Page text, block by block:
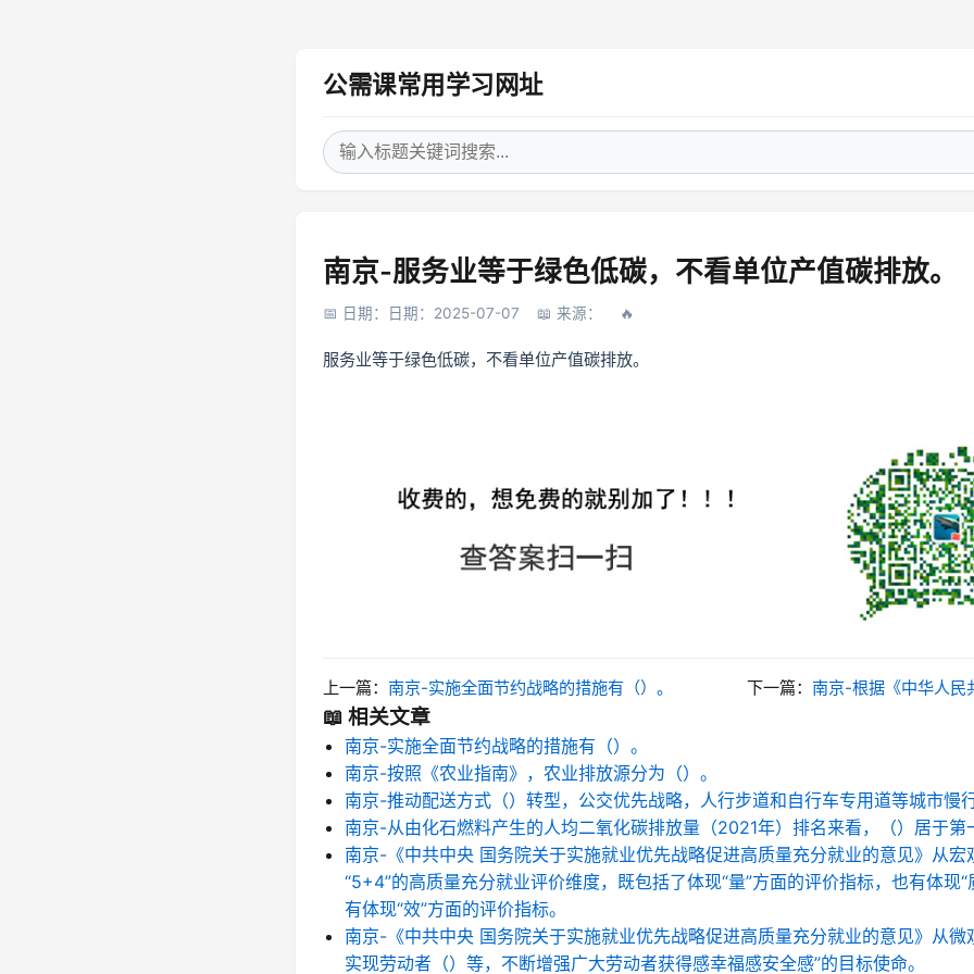
公需课常用学习网址
南京-服务业等于绿色低碳，不看单位产值碳排放。
日期：日期：2025-07-07 来源：
服务业等于绿色低碳，不看单位产值碳排放。
上一篇： 南京-实施全面节约战略的措施有（）。 下一篇： 南京-根据《中华人民共和国环境保护法》的规定，对于违法行为情节严重但未构
📖 相关文章
南京-实施全面节约战略的措施有（）。
南京-按照《农业指南》，农业排放源分为（）。
南京-推动配送方式（）转型，公交优先战略，人行步道和自行车专用道等城市慢
南京-从由化石燃料产生的人均二氧化碳排放量（2021年）排名来看，（）居于第
南京-《中共中央 国务院关于实施就业优先战略促进高质量充分就业的意见》从宏
“5+4”的高质量充分就业评价维度，既包括了体现“量”方面的评价指标，也有体现
有体现“效”方面的评价指标。
南京-《中共中央 国务院关于实施就业优先战略促进高质量充分就业的意见》从微
实现劳动者（）等，不断增强广大劳动者获得感幸福感安全感”的目标使命。